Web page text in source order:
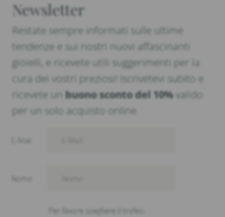
Newsletter
Restate sempre informati sulle ultime
tendenze e sui nostri nuovi affascinanti
gioielli, e ricevete utili suggerimenti per la
cura dei vostri preziosi! Iscrivetevi subito e
ricevete un buono sconto del 10%valido
per un solo acquisto online.